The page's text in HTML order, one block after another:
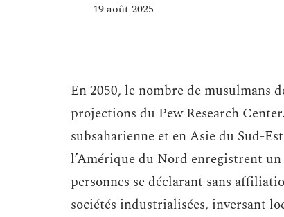
19 août 2025
En 2050, le nombre de musulmans
projections du Pew Research
subsaharienne et en Asie du Sud-
l’Amérique du Nord enregistrent
personnes se déclarant sans
sociétés industrialisées, inversant